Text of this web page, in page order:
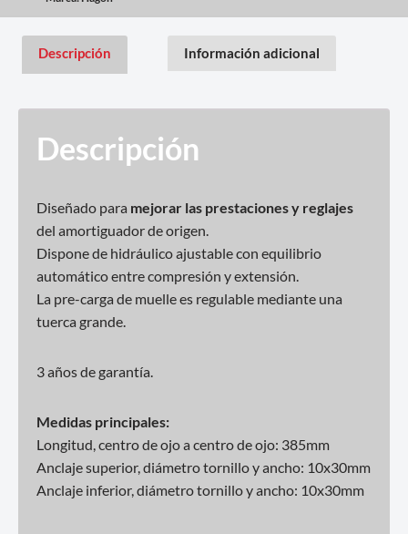
Descripción Información adicional
Descripción
Diseñado para mejorar las prestaciones y reglajes
del amortiguador de origen.
Dispone de hidráulico ajustable con equilibrio
automático entre compresión y extensión.
La pre-carga de muelle es regulable mediante una
tuerca grande.
3 años de garantía.
Medidas principales:
Longitud, centro de ojo a centro de ojo: 385mm
Anclaje superior, diámetro tornillo y ancho: 10x30mm
Anclaje inferior, diámetro tornillo y ancho: 10x30mm